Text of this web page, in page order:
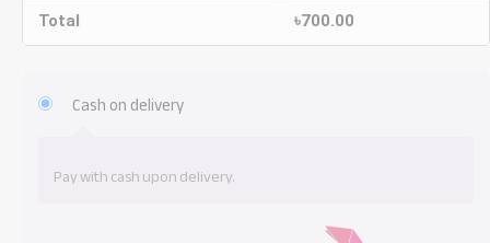
Total ৳700.00
Cash on delivery
Pay with cash upon delivery.